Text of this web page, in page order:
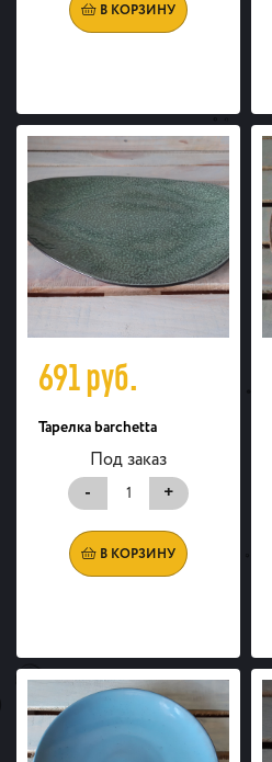
В КОРЗИНУ
691руб.
Тарелка barchetta
Под заказ
-
+
В КОРЗИНУ